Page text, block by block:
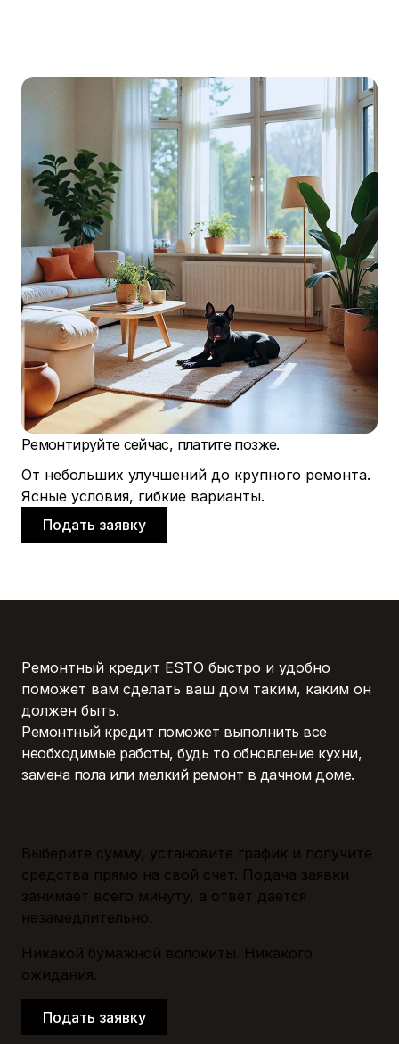
Ремонтируйте сейчас, платите позже.
От небольших улучшений до крупного ремонта.
Ясные условия, гибкие варианты.
Подать заявку
Ремонтный кредит ESTO быстро и удобно
поможет вам сделать ваш дом таким, каким он
должен быть.
Ремонтный кредит поможет выполнить все
необходимые работы, будь то обновление кухни,
замена пола или мелкий ремонт в дачном доме.
Выберите сумму, установите график и получите
средства прямо на свой счет. Подача заявки
занимает всего минуту, а ответ дается
незамедлительно.
Никакой бумажной волокиты. Никакого
ожидания.
Подать заявку